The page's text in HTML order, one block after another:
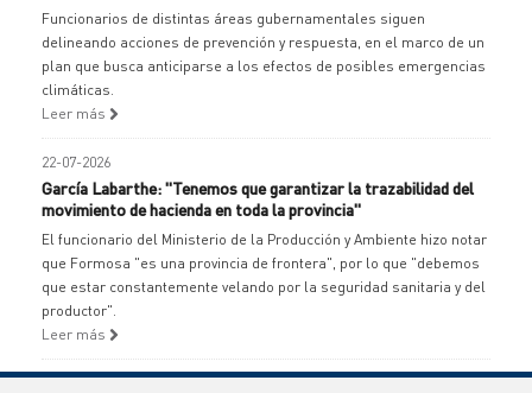
Funcionarios de distintas áreas gubernamentales siguen
delineando acciones de prevención y respuesta, en el marco de un
plan que busca anticiparse a los efectos de posibles emergencias
climáticas.
Leer más
22-07-2026
García Labarthe: "Tenemos que garantizar la trazabilidad del
movimiento de hacienda en toda la provincia"
El funcionario del Ministerio de la Producción y Ambiente hizo notar
que Formosa "es una provincia de frontera", por lo que "debemos
que estar constantemente velando por la seguridad sanitaria y del
productor".
Leer más